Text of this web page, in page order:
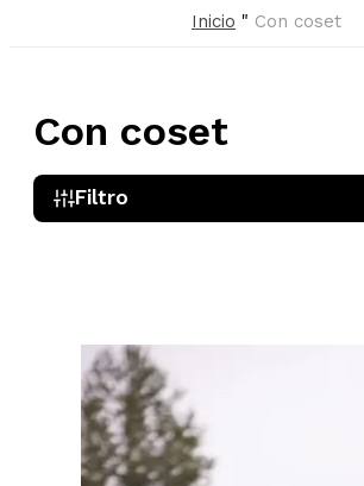
Inicio " Con coset
Con coset
Filtro